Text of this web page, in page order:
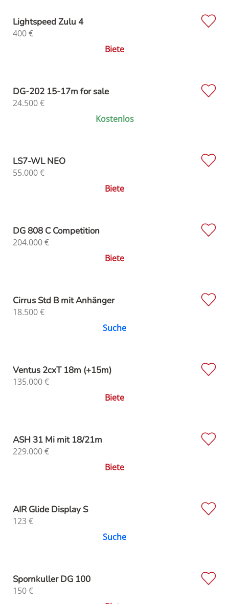
Lightspeed Zulu 4
400€
Biete
DG-202 15-17m for sale
24.500€
Kostenlos
LS7-WL NEO
55.000€
Biete
DG 808 C Competition
204.000€
Biete
Cirrus Std B mit Anhänger
18.500€
Suche
Ventus 2cxT 18m (+15m)
135.000€
Biete
ASH 31 Mi mit 18/21m
229.000€
Biete
AIR Glide Display S
123 €
Suche
Spornkuller DG 100
150€